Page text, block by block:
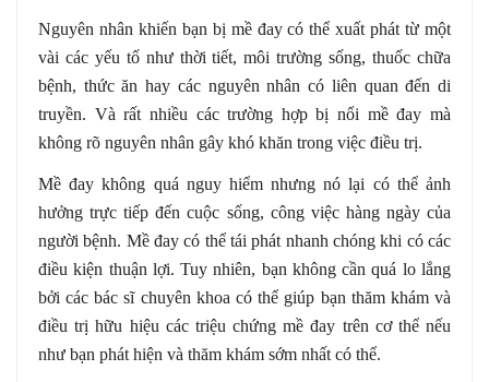
Nguyên nhân khiến bạn bị mề đay có thể xuất phát từ một
vài các yếu tố như thời tiết, môi trường sống, thuốc chữa
bệnh, thức ăn hay các nguyên nhân có liên quan đến di
truyền. Và rất nhiều các trường hợp bị nổi mề đay mà
không rõ nguyên nhân gây khó khăn trong việc điều trị.
Mề đay không quá nguy hiểm nhưng nó lại có thể ảnh
hưởng trực tiếp đến cuộc sống, công việc hàng ngày của
người bệnh. Mề đay có thể tái phát nhanh chóng khi có các
điều kiện thuận lợi. Tuy nhiên, bạn không cần quá lo lắng
bởi các bác sĩ chuyên khoa có thể giúp bạn thăm khám và
điều trị hữu hiệu các triệu chứng mề đay trên cơ thể nếu
như bạn phát hiện và thăm khám sớm nhất có thể.